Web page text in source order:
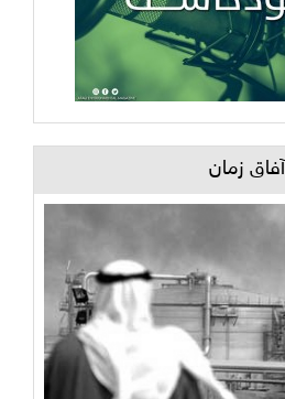
آفاق زمان